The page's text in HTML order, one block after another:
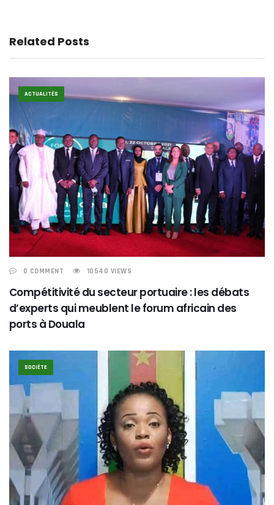
Related Posts
ACTUALITÉS
0 COMMENT 10540 VIEWS
Compétitivité du secteur portuaire : les débats
d’experts qui meublent le forum africain des
ports à Douala
SOCIÉTE